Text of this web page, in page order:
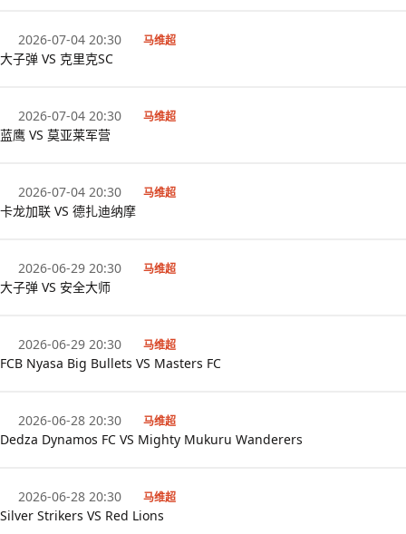
2026-07-04 20:30 马维超
大子弹 VS 克里克SC
2026-07-04 20:30 马维超
蓝鹰 VS 莫亚莱军营
2026-07-04 20:30 马维超
卡龙加联 VS 德扎迪纳摩
2026-06-29 20:30 马维超
大子弹 VS 安全大师
2026-06-29 20:30 马维超
FCB Nyasa Big Bullets VS Masters FC
2026-06-28 20:30 马维超
Dedza Dynamos FC VS Mighty Mukuru Wanderers
2026-06-28 20:30 马维超
Silver Strikers VS Red Lions